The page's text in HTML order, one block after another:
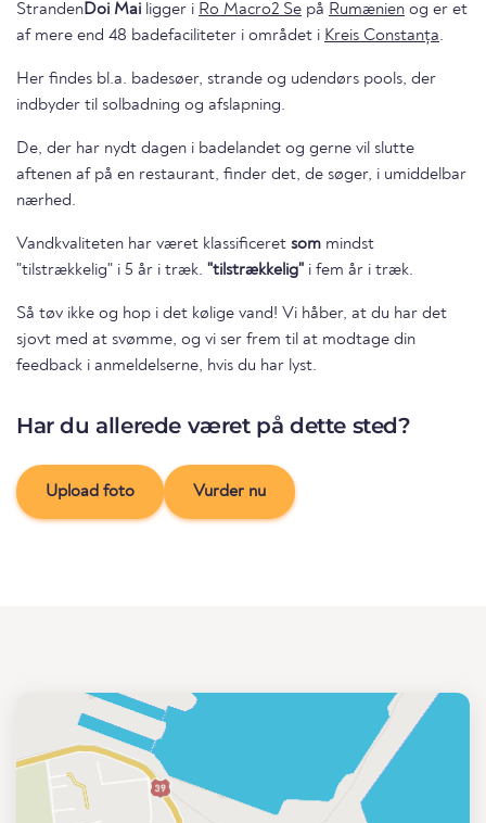
StrandenDoi Mai ligger i Ro Macro2 Se på Rumænien og er et
af mere end 48 badefaciliteter i området i Kreis Constanța.
Her findes bl.a. badesøer, strande og udendørs pools, der
indbyder til solbadning og afslapning.
De, der har nydt dagen i badelandet og gerne vil slutte
aftenen af på en restaurant, finder det, de søger, i umiddelbar
nærhed.
Vandkvaliteten har været klassificeret som mindst
"tilstrækkelig" i 5 år i træk. "tilstrækkelig" i fem år i træk.
Så tøv ikke og hop i det kølige vand! Vi håber, at du har det
sjovt med at svømme, og vi ser frem til at modtage din
feedback i anmeldelserne, hvis du har lyst.
Har du allerede været på dette sted?
Upload foto Vurder nu